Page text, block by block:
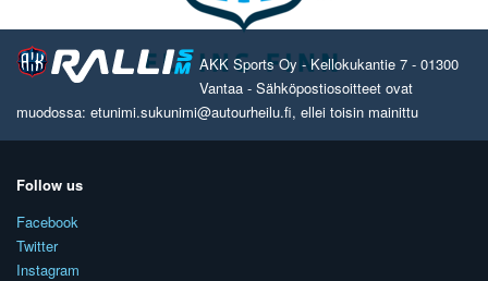
AKK Sports Oy - Kellokukantie 7 - 01300
Vantaa - Sähköpostiosoitteet ovat
muodossa: etunimi.sukunimi@autourheilu.fi, ellei toisin mainittu
Follow us
Facebook
Twitter
Instagram